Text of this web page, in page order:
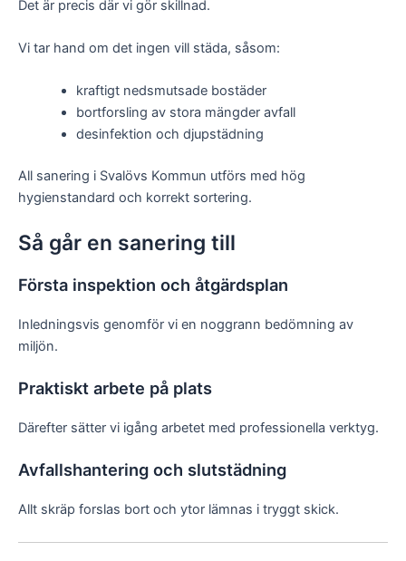
Det är precis där vi gör skillnad.
Vi tar hand om det ingen vill städa, såsom:
kraftigt nedsmutsade bostäder
bortforsling av stora mängder avfall
desinfektion och djupstädning
All sanering i Svalövs Kommun utförs med hög
hygienstandard och korrekt sortering.
Så går en sanering till
Första inspektion och åtgärdsplan
Inledningsvis genomför vi en noggrann bedömning av
miljön.
Praktiskt arbete på plats
Därefter sätter vi igång arbetet med professionella verktyg.
Avfallshantering och slutstädning
Allt skräp forslas bort och ytor lämnas i tryggt skick.